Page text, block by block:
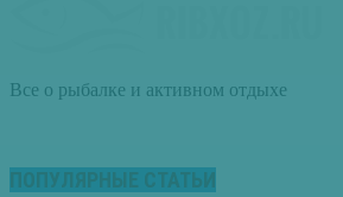
Все о рыбалке и активном отдыхе
ПОПУЛЯРНЫЕ СТАТЬИ